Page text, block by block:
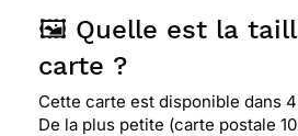
🖼️ Quelle est la
carte ?
Cette carte est disponible dans
De la plus petite (carte postale